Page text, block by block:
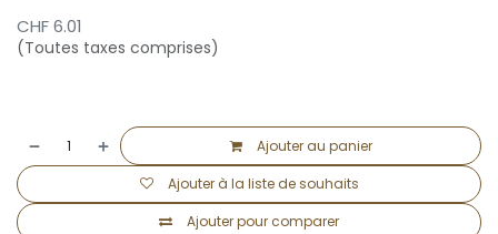
CHF6.01
(Toutes taxes comprises)
Ajouter au panier
Ajouter pour comparer
Ajouter à la liste de souhaits